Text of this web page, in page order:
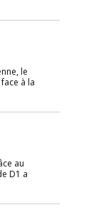
le
à la
au
D1 a